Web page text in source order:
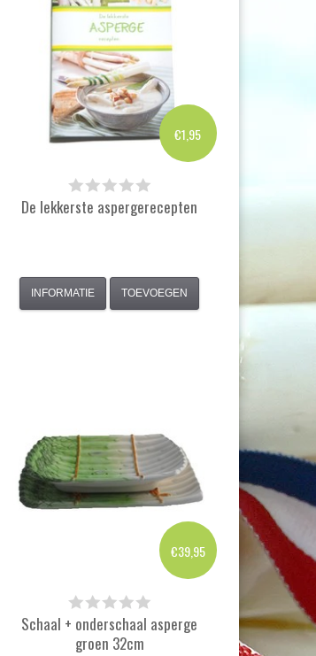
€1,95
De lekkerste aspergerecepten
INFORMATIE TOEVOEGEN
€39,95
Schaal + onderschaal asperge
groen 32cm